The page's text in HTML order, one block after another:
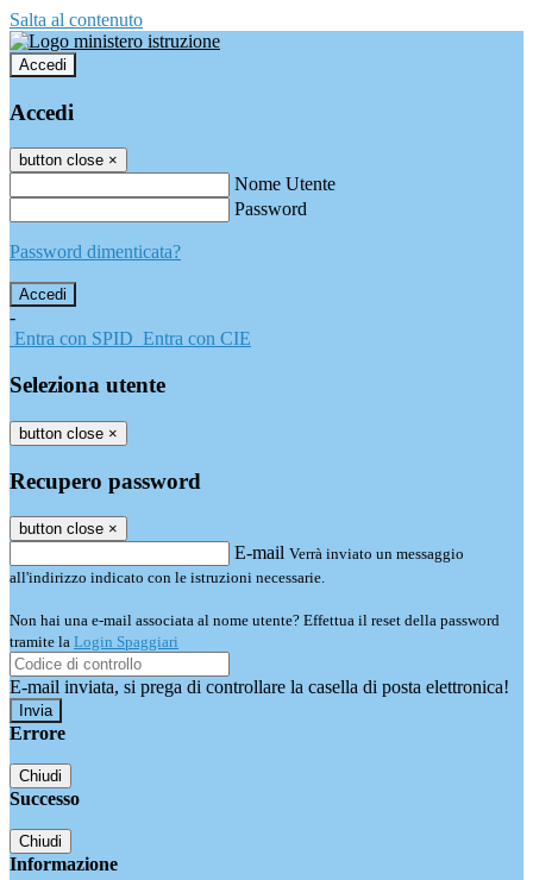
Salta al contenuto
Accedi
Accedi
button close ×
Nome Utente
Password
Password dimenticata?
-
Entra con SPID Entra con CIE
Seleziona utente
button close ×
Recupero password
button close ×
E-mail Verrà inviato un messaggio
all'indirizzo indicato con le istruzioni necessarie.
Non hai una e-mail associata al nome utente? Effettua il reset della password
tramite la Login Spaggiari
E-mail inviata, si prega di controllare la casella di posta elettronica!
Errore
Chiudi
Successo
Chiudi
Informazione